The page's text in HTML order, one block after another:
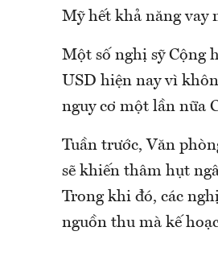
Mỹ hết khả năng vay
Một số nghị sỹ Cộng
USD hiện nay vì
nguy cơ một lần nữa
Tuần trước, Văn
sẽ khiến thâm hụt
Trong khi đó, các
nguồn thu mà kế